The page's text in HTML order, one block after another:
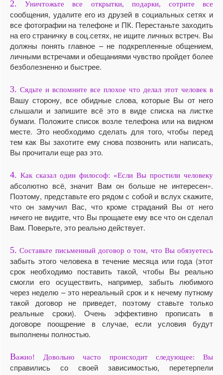
2. Уничтожьте все открытки, подарки, сотрите все
сообщения, удалите его из друзей в социальных сетях и
все фотографии на телефоне и ПК. Перестаньте заходить
на его страничку в соц.сетях, не ищите личных встреч. Вы
должны понять главное – не подкрепленные общением,
личными встречами и обещаниями чувство пройдет более
безболезненно и быстрее.
3. Сядьте и вспомните все плохое что делал этот человек в
Вашу сторону, все обидные слова, которые Вы от него
слышали и запишите всё это в виде списка на листке
бумаги. Положите список возле телефона или на видном
месте. Это необходимо сделать для того, чтобы перед
тем как Вы захотите ему снова позвонить или написать,
Вы прочитали еще раз это.
4. Как сказал один философ: «Если Вы простили человеку
абсолютно всё, значит Вам он больше не интересен».
Поэтому, представьте его рядом с собой и вслух скажите,
что он замучил Вас, что кроме страданий Вы от него
ничего не видите, что Вы прощаете ему все что он сделал
Вам. Поверьте, это реально действует.
5. Составьте письменный договор о том, что Вы обязуетесь
забыть этого человека в течение месяца или года (этот
срок необходимо поставить такой, чтобы Вы реально
смогли его осуществить, например, забыть любимого
через неделю – это нереальный срок и к нечему путному
такой договор не приведет, поэтому ставьте только
реальные сроки). Очень эффективно прописать в
договоре поощрение в случае, если условия будут
выполнены полностью.
Важно! Довольно часто происходит следующее: Вы
справились со своей зависимостью, перетерпели